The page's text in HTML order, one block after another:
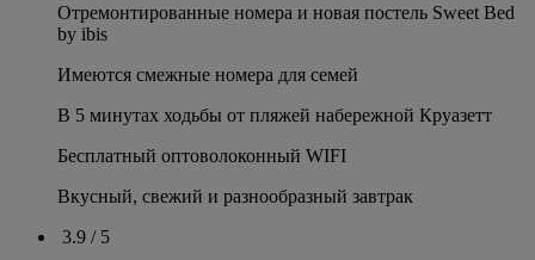
Отремонтированные номера и новая постель Sweet Bed
by ibis
Имеются смежные номера для семей
В 5 минутах ходьбы от пляжей набережной Круазетт
Бесплатный оптоволоконный WIFI
Вкусный, свежий и разнообразный завтрак
3.9 / 5